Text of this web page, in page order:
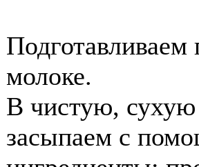
молоке.
В чистую,
засыпаем с